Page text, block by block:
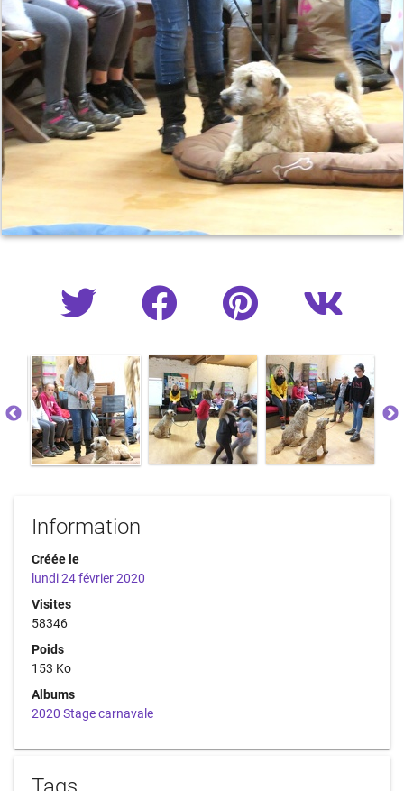
Information
Créée le
lundi 24 février 2020
Visites
58346
Poids
153 Ko
Albums
2020 Stage carnavale